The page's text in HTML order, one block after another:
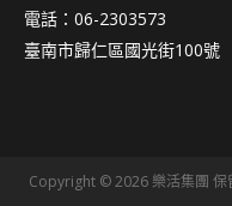
電話：06-2303573
臺南市歸仁區國光街100號
Copyright © 2026 樂活集團 保